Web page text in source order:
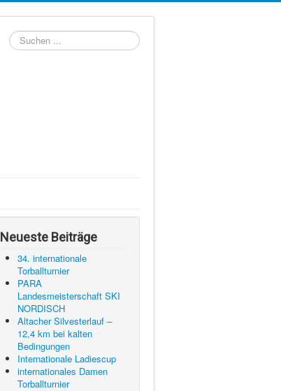
Suchen
...
Neueste Beiträge
34. internationale
Torballturnier
PARA
Landesmeisterschaft SKI
NORDISCH
Altacher Silvesterlauf –
12,4 km bei kalten
Bedingungen
Internationale Ladiescup
internationales Damen
Torballturnier